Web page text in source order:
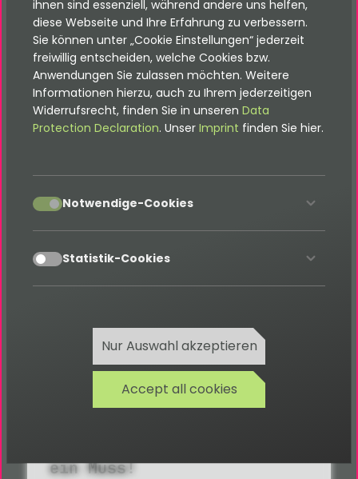
Our TYPO3 services in Dubai include:
TYPO3 CMS websites
TYPO3 CMS training
TYPO3 CMS updates
TYPO3 CMS monitoring
TYPO3 CMS performance optimisation
development in Dubai now
ein Muss!
ihnen sind essenziell, während andere uns helfen,
diese Webseite und Ihre Erfahrung zu verbessern.
Sie können unter „Cookie Einstellungen“ jederzeit
freiwillig entscheiden, welche Cookies bzw.
Anwendungen Sie zulassen möchten. Weitere
Informationen hierzu, auch zu Ihrem jederzeitigen
Widerrufsrecht, finden Sie in unseren Data
Protection Declaration. Unser Imprint finden Sie hier.
accept Notwendige-Cookies
accept Statistik-Cookies
Nur Auswahl akzeptieren
Accept all cookies